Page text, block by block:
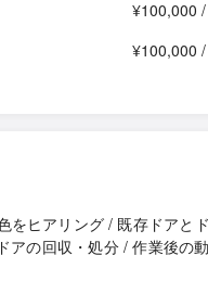
¥100,000
¥100,000
をヒアリング / 既存ドアと
アの回収・処分 / 作業後の